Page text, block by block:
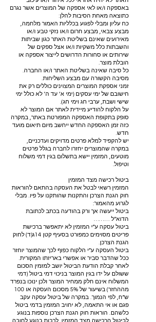
באספקה ו/או לאי אספקה של המוצרים אשר נגרם
כתוצאה מאחת הסיבות להלן:
כח עליון ומבלי לפגוע בכלליות האמור מלחמה,
מבצע צבאי, מבצע חרום ו/או נזקי טבע ו/או
מאירועים שאינם בשליטת האתר כגון שביתות
והשבתות כלל משקיות ו/או אצל ספקים של
שירותים או סחורות הדרושים לייצור אספקה או
הובלת מוצר.
כל סיבה שאינה בשליטת האתר ו/או החברה.
מסיבה הקשורה עם מבצע השליחות.
זמני אספקת המוצרים המצוינים כוללים רק את
חישובם של ימי עסקים (ימי א’ עד ה’ לא כולל ימי
שישי ושבת, ערבי חג וימי חג).
על הלקוח להודיע מיידית לאתר אם המוצר לא
סופק בתקופת האספקה המפורטת באתר, במקרה
כזה זמן האספקה החדש ייחשב מיום תיאום מועד
חדש.
יש להקפיד למלא פרטים מדויקים ועדכניים,
במקרה שהמוצרים יחזרו לחברה בגלל פרטים
מוטעים, המזמין יישא בתשלום בגין דמי משלוח
וטיפול.
ביטול רכישה מצד המזמין
המזמין רשאי לבטל את העסקה בהתאם להוראות
חוק הגנת הצרכן והתקנות שהותקנו על פיו. מבלי
לגרוע מהאמור:
ביטול ייעשה אך ורק בהודעה בכתב לכתובת
הדוא”ל ………
ביטול עסקה ע”י המזמין לא יתאפשר ברכישת
פריטים מסוימים כמפורט בסעיף קטן 14ג(ד) לחוק
הגנת הצרכן.
ביטול העסקה ע”י הלקוח כפוף לכך שהמוצר יוחזר
ככל שהדבר סביר או אפשרי באריזתו המקורית.
לאחר קבלת הודעת הביטול יושב למזמין הסכום
ששולם על ידו בגין המוצר בניכוי דמי ביטול (דמי
המשלוח אינם חלק ממחיר המוצר ולכן ינוכו בנפרד
מההחזר) בשיעור של 5% מסכום העסקה או 100
ש”ח, לפי הנמוך. במקרה של ביטול עסקה עקב
פגם או אי התאמה, לא יחויב המזמין בדמי ביטול
כלשהם. הוראות חוק הגנת הצרכן נוספות בנוגע